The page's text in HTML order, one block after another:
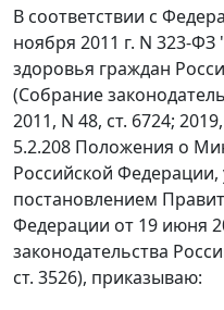
В соответствии с
ноября 2011 г. N 323-
здоровья граждан
(Собрание
2011, N 48, ст. 6724;
5.2.208 Положения о
Российской Федерации,
постановлением
Федерации от 19 июня
законодательства
ст. 3526), приказываю: